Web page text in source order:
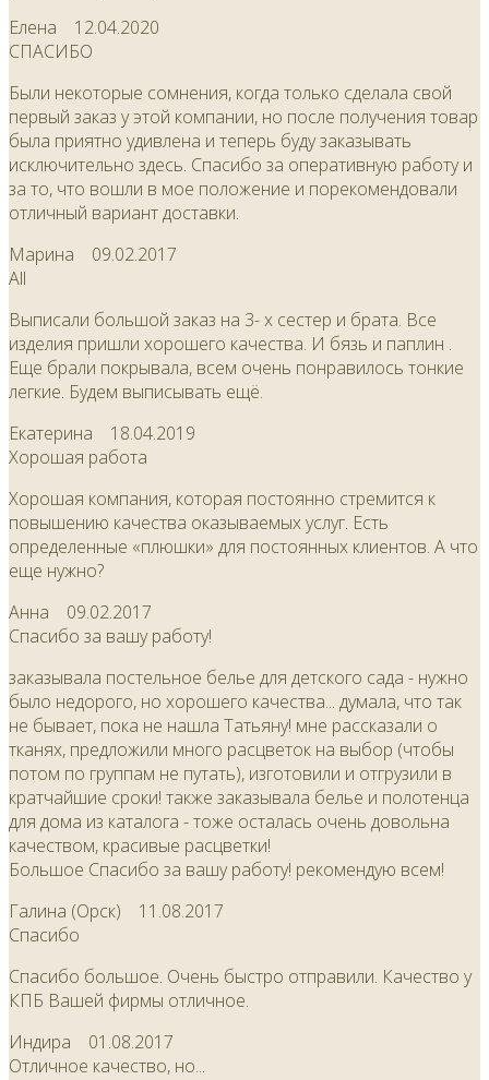
Елена 12.04.2020
СПАСИБО
Были некоторые сомнения, когда только сделала свой
первый заказ у этой компании, но после получения товар
была приятно удивлена и теперь буду заказывать
исключительно здесь. Спасибо за оперативную работу и
за то, что вошли в мое положение и порекомендовали
отличный вариант доставки.
Марина 09.02.2017
All
Выписали большой заказ на 3- х сестер и брата. Все
изделия пришли хорошего качества. И бязь и паплин .
Еще брали покрывала, всем очень понравилось тонкие
легкие. Будем выписывать ещё.
Екатерина 18.04.2019
Хорошая работа
Хорошая компания, которая постоянно стремится к
повышению качества оказываемых услуг. Есть
определенные «плюшки» для постоянных клиентов. А что
еще нужно?
Анна 09.02.2017
Спасибо за вашу работу!
заказывала постельное белье для детского сада - нужно
было недорого, но хорошего качества... думала, что так
не бывает, пока не нашла Татьяну! мне рассказали о
тканях, предложили много расцветок на выбор (чтобы
потом по группам не путать), изготовили и отгрузили в
кратчайшие сроки! также заказывала белье и полотенца
для дома из каталога - тоже осталась очень довольна
качеством, красивые расцветки!
Большое Спасибо за вашу работу! рекомендую всем!
Галина (Орск) 11.08.2017
Спасибо
Спасибо большое. Очень быстро отправили. Качество у
КПБ Вашей фирмы отличное.
Индира 01.08.2017
Отличное качество, но...